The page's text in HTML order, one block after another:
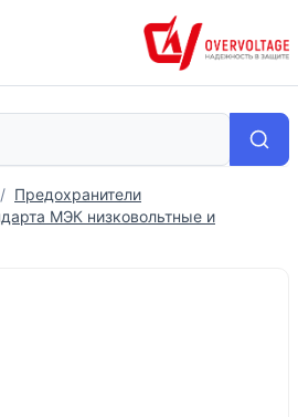
Предохранители
МЭК низковольтные и